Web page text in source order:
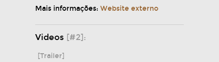
Mais informações: Website externo
Videos [#2]:
[Trailer]